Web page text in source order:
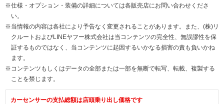
※仕様・オプション・装備の詳細については各販売店にお問い合わせくださ
い。
※当情報の内容は各社により予告なく変更されることがあります。また、(株)リ
クルートおよびLINEヤフー株式会社は当コンテンツの完全性、無誤謬性を保
証するものではなく、当コンテンツに起因するいかなる損害の責も負いかね
ます。
※コンテンツもしくはデータの全部または一部を無断で転写、転載、複製する
ことを禁じます。
カーセンサーの支払総額は店頭乗り出し価格です